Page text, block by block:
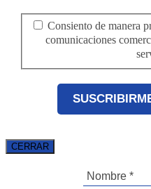
Consiento de manera
comunicaciones
CERRAR